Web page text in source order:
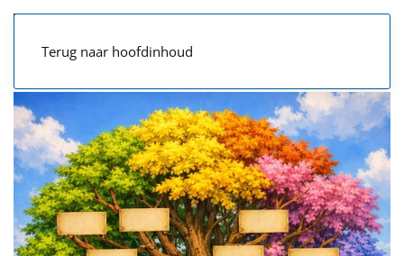
Terug naar hoofdinhoud